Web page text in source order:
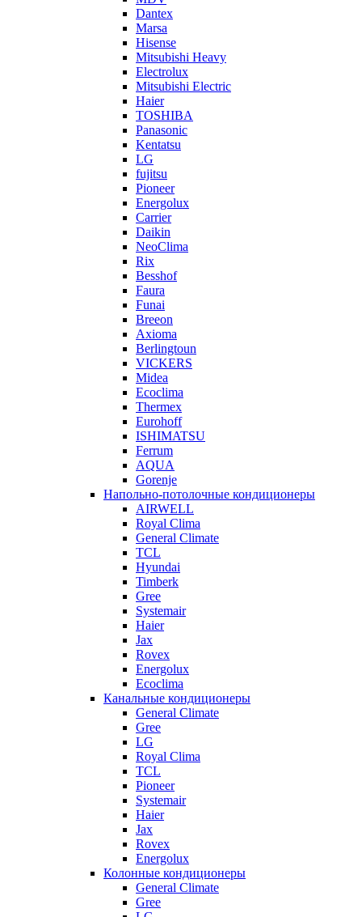
Dantex
Marsa
Hisense
Mitsubishi Heavy
Electrolux
Mitsubishi Electric
Haier
TOSHIBA
Panasonic
Kentatsu
LG
fujitsu
Pioneer
Energolux
Carrier
Daikin
NeoClima
Rix
Besshof
Faura
Funai
Breeon
Axioma
Berlingtoun
VICKERS
Midea
Ecoclima
Thermex
Eurohoff
ISHIMATSU
Ferrum
AQUA
Gorenje
Напольно-потолочные кондиционеры
AIRWELL
Royal Clima
General Climate
TCL
Hyundai
Timberk
Gree
Systemair
Haier
Jax
Rovex
Energolux
Ecoclima
Канальные кондиционеры
General Climate
Gree
LG
Royal Clima
TCL
Pioneer
Systemair
Haier
Jax
Rovex
Energolux
Колонные кондиционеры
General Climate
Gree